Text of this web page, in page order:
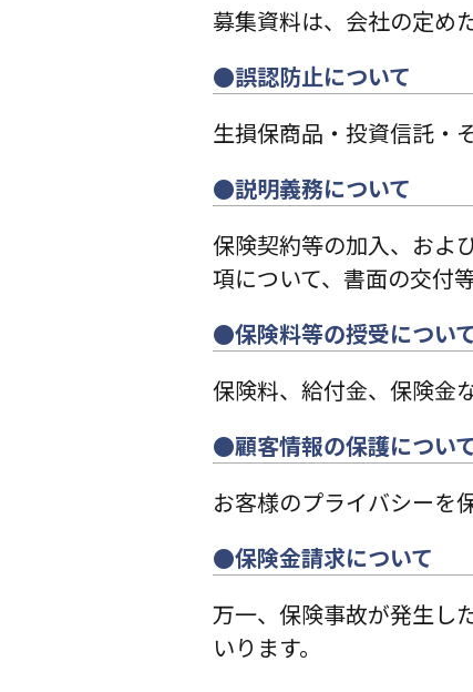
募集資料は、会社の定め
●誤認防止について
生損保商品・投資信託・
●説明義務について
保険契約等の加入、およ
項について、書面の交付
●保険料等の授受につい
保険料、給付金、保険金
●顧客情報の保護につい
お客様のプライバシーを
●保険金請求について
万一、保険事故が発生し
いります。